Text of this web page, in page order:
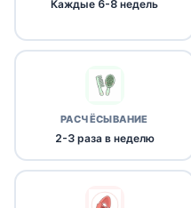
Каждые 6-8 недель
РАСЧЁСЫВАНИЕ
2-3 раза в неделю